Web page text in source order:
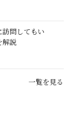
問してもい
説
一覧を見る